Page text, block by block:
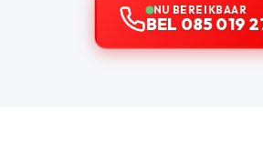
NU BEREIKBAAR
BEL 085 019